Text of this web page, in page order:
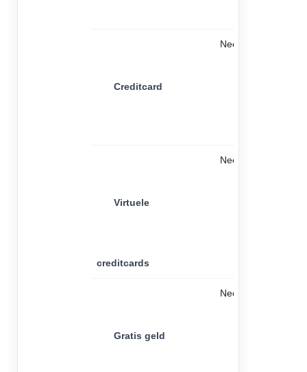
Creditcard
Nee
Virtuele
creditcards
Nee
Gratis geld
Nee